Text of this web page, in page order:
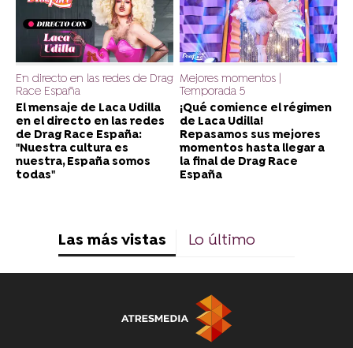
En directo en las redes de Drag
Race España
El mensaje de Laca Udilla
en el directo en las redes
de Drag Race España:
"Nuestra cultura es
nuestra, España somos
todas"
Mejores momentos |
Temporada 5
¡Qué comience el régimen
de Laca Udilla!
Repasamos sus mejores
momentos hasta llegar a
la final de Drag Race
España
Las más vistas Lo último